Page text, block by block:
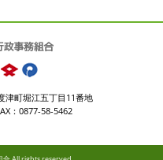
津町堀江五丁目11番地
：0877-58-5462